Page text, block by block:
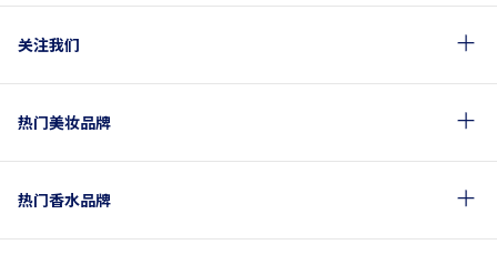
关注我们
热门美妆品牌
热门香水品牌